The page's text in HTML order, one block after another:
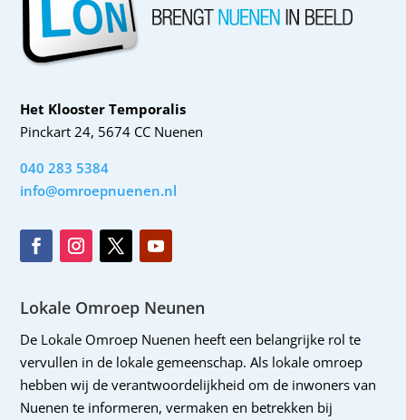
Het Klooster Temporalis
Pinckart 24, 5674 CC Nuenen
040 283 5384
info@omroepnuenen.nl
Lokale Omroep Neunen
De Lokale Omroep Nuenen heeft een belangrijke rol te
vervullen in de lokale gemeenschap. Als lokale omroep
hebben wij de verantwoordelijkheid om de inwoners van
Nuenen te informeren, vermaken en betrekken bij